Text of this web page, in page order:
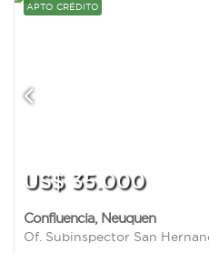
APTO CRÉDITO
US$ 35.000
Confluencia, Neuquen
Of. Subinspector San